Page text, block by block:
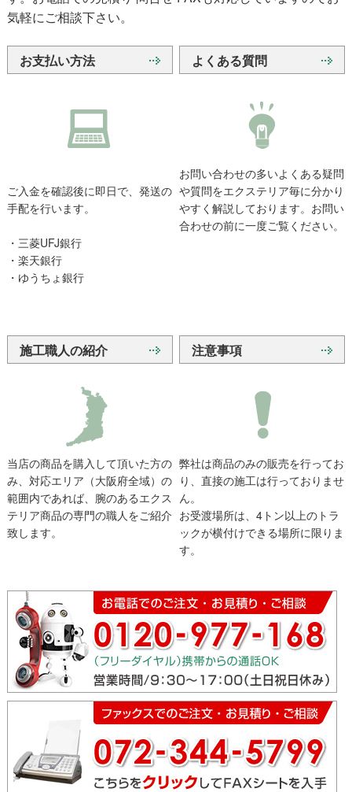
気軽にご相談下さい。
お支払い方法
ご入金を確認後に即日で、発送の
手配を行います。
・三菱UFJ銀行
・楽天銀行
・ゆうちょ銀行
よくある質問
お問い合わせの多いよくある疑問
や質問をエクステリア毎に分かり
やすく解説しております。お問い
合わせの前に一度ご覧ください。
施工職人の紹介
当店の商品を購入して頂いた方の
み、対応エリア（大阪府全域）の
範囲内であれば、腕のあるエクス
テリア商品の専門の職人をご紹介
致します。
注意事項
弊社は商品のみの販売を行ってお
り、直接の施工は行っておりませ
ん。
お受渡場所は、4トン以上のトラ
ックが横付けできる場所に限りま
す。